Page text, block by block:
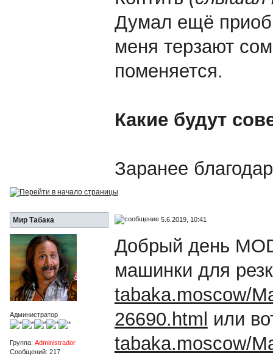
Думал ещё
меня терзают
поменяется.
Какие будут
Заранее
Мир Табака 5.6.2019, 10:41
Администратор
Группа: Administrador
Сообщений: 217
Добрый день
машинки для
tabaka.moscow/
26690.html или
tabaka.moscow/